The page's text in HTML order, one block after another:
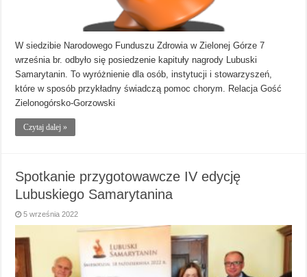
W siedzibie Narodowego Funduszu Zdrowia w Zielonej Górze 7
września br. odbyło się posiedzenie kapituły nagrody Lubuski
Samarytanin. To wyróżnienie dla osób, instytucji i stowarzyszeń,
które w sposób przykładny świadczą pomoc chorym. Relacja Gość
Zielonogórsko-Gorzowski
Czytaj dalej »
Spotkanie przygotowawcze IV edycję
Lubuskiego Samarytanina
5 września 2022